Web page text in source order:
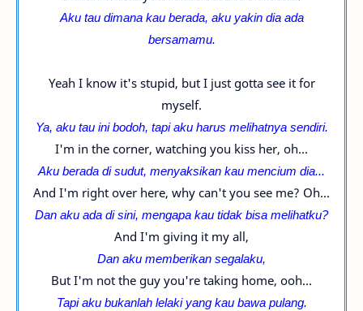
Aku tau dimana kau berada, aku yakin dia ada
bersamamu.
Yeah I know it's stupid, but I just gotta see it for
myself.
Ya, aku tau ini bodoh, tapi aku harus melihatnya sendiri.
I'm in the corner, watching you kiss her, oh...
Aku berada di sudut, menyaksikan kau mencium dia...
And I'm right over here, why can't you see me? Oh...
Dan aku ada di sini, mengapa kau tidak bisa melihatku?
And I'm giving it my all,
Dan aku memberikan segalaku,
But I'm not the guy you're taking home, ooh...
Tapi aku bukanlah lelaki yang kau bawa pulang.